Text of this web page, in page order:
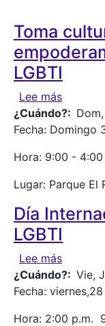
Toma
LGBTI
Lee mássobre
¿Cuándo?
Fecha: Domingo
Hora: 9:00 - 4:00
Lugar: Parque El
Día
LGBTI
Lee mássobre
¿Cuándo?
Vie,
Fecha:
Hora: 2:00 p.m.